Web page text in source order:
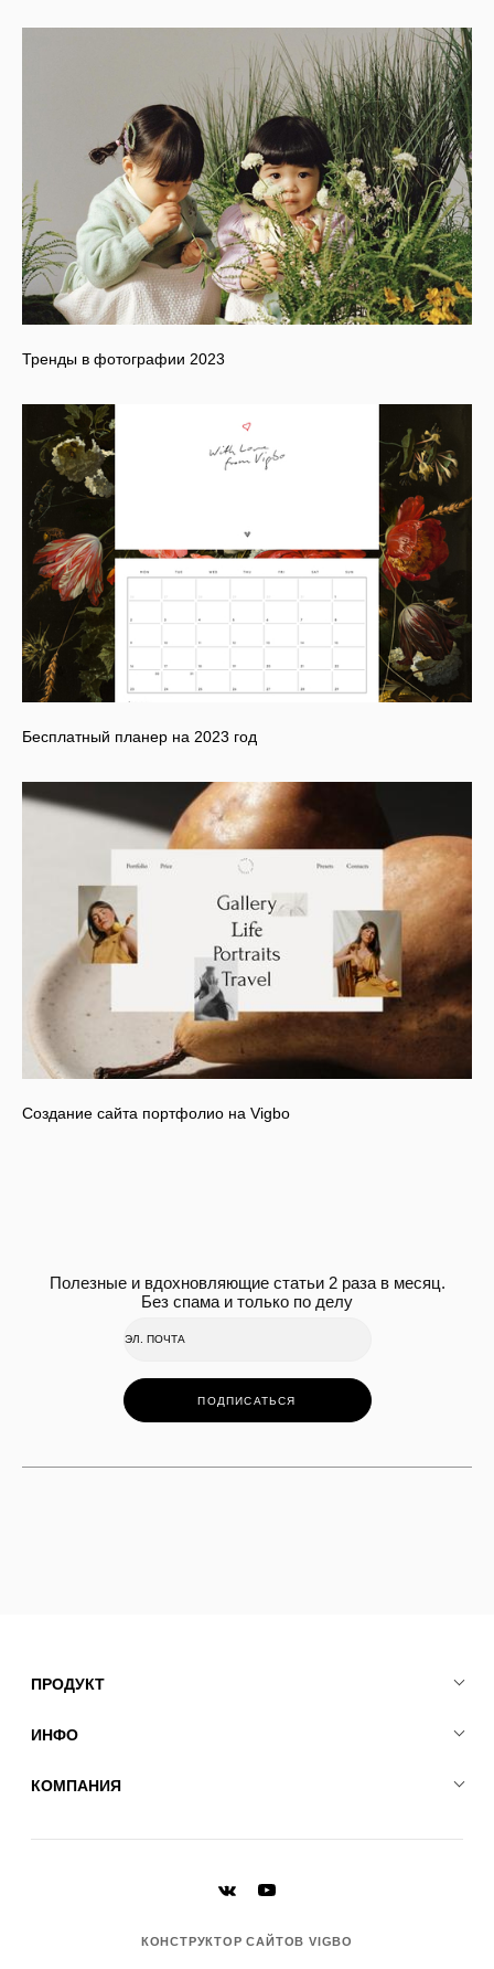
Тренды в фотографии 2023
Бесплатный планер на 2023 год
Создание сайта портфолио на Vigbo
Полезные и вдохновляющие статьи 2 раза в месяц.
Без спама и только по делу
ПОДПИСАТЬСЯ
ПРОДУКТ
ИНФО
КОМПАНИЯ
КОНСТРУКТОР САЙТОВ VIGBO